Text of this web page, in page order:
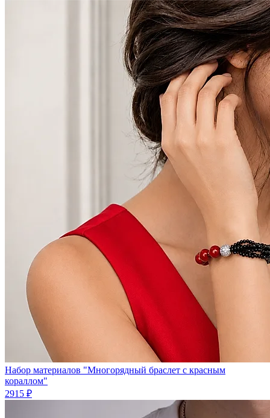
Набор материалов "Многорядный браслет с красным
кораллом"
2915 ₽